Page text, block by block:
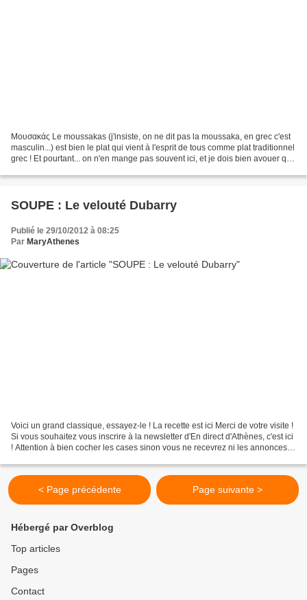
Μουσακάς Le moussakas (j'insiste, on ne dit pas la moussaka, en grec c'est
masculin...) est bien le plat qui vient à l'esprit de tous comme plat traditionnel
grec ! Et pourtant... on n'en mange pas souvent ici, et je dois bien avouer que
SOUPE : Le velouté Dubarry
Publié le 29/10/2012 à 08:25
Par MaryAthenes
Voici un grand classique, essayez-le ! La recette est ici Merci de votre visite !
Si vous souhaitez vous inscrire à la newsletter d'En direct d'Athènes, c'est ici
! Attention à bien cocher les cases sinon vous ne recevrez ni les annonces
< Page précédente Page suivante >
Hébergé par Overblog
Top articles
Pages
Contact